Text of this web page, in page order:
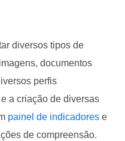
diversos tipos de
documentos
perfis
a criação de diversas
painel de indicadores e
de compreensão.